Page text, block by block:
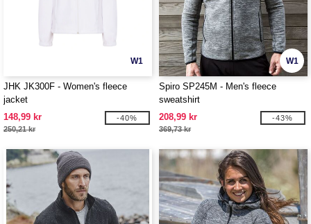
W1
JHK JK300F - Women's fleece
jacket
148,99 kr
250,21 kr
-40%
W1
Spiro SP245M - Men's fleece
sweatshirt
208,99 kr
369,73 kr
-43%